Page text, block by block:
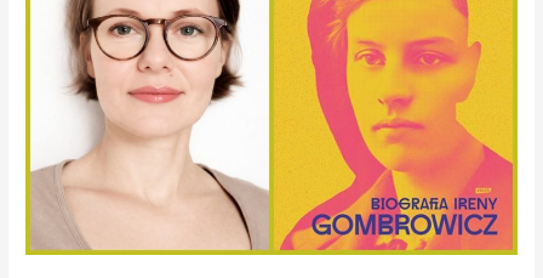
gościni
Aleksandra
Gąsowska.
POSŁUCHAJ
PODCASTU!